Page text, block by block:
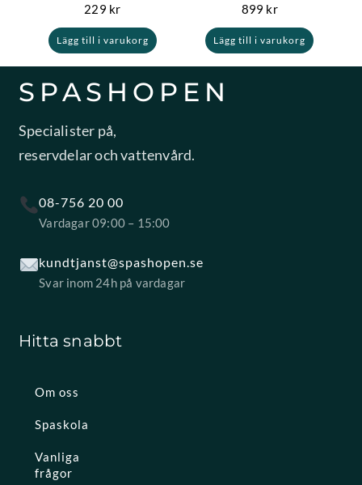
229 kr
Lägg till i varukorg
899 kr
Lägg till i varukorg
SPASHOPEN
Specialister på,
reservdelar och vattenvård.
08-756 20 00
Vardagar 09:00 – 15:00
kundtjanst@spashopen.se
Svar inom 24h på vardagar
Hitta snabbt
Om oss
Spaskola
Vanliga
frågor